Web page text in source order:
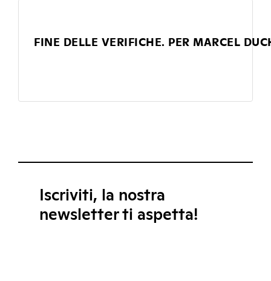
FINE DELLE VERIFICHE. PER MARCEL
Iscriviti, la nostra
newsletter ti aspetta!